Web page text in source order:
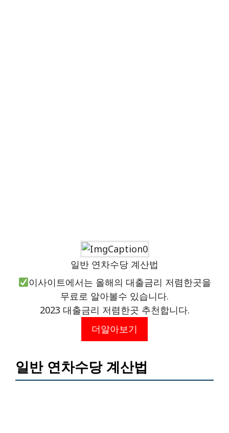
일반 연차수당 계산법
이사이트에서는 올해의 대출금리 저렴한곳을
무료로 알아볼수 있습니다.
2023 대출금리 저렴한곳 추천합니다.
더알아보기
일반 연차수당 계산법